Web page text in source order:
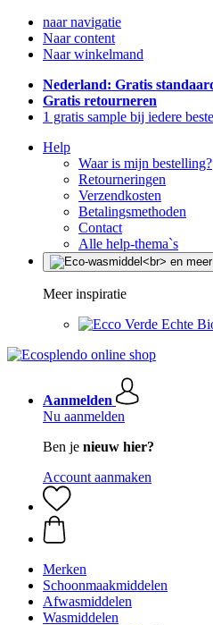
naar navigatie
Naar content
Naar winkelmand
Nederland: Gratis
Gratis retourneren
1 gratis sample bij iedere
Help
Waar is mijn bestelling?
Retourneringen
Verzendkosten
Betalingsmethoden
Contact
Alle help-thema`s
Meer inspiratie
Echte
Aanmelden
Nu aanmelden
Ben je nieuw hier?
Account aanmaken
Merken
Schoonmaakmiddelen
Afwasmiddelen
Wasmiddelen